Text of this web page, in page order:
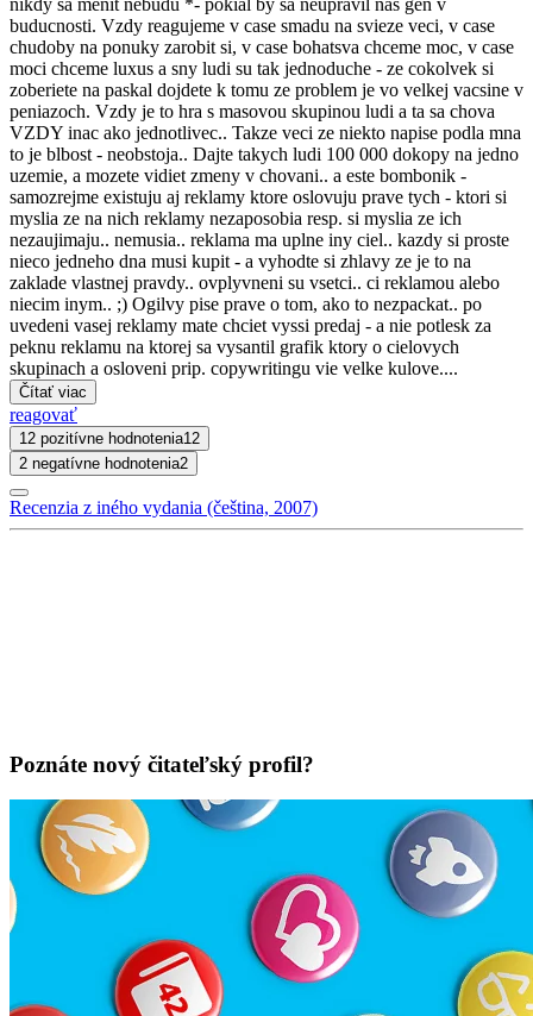
buducnosti. Vzdy reagujeme v case smadu na svieze veci, v case
chudoby na ponuky zarobit si, v case bohatsva chceme moc, v case
moci chceme luxus a sny ludi su tak jednoduche - ze cokolvek si
zoberiete na paskal dojdete k tomu ze problem je vo velkej vacsine v
peniazoch. Vzdy je to hra s masovou skupinou ludi a ta sa chova
VZDY inac ako jednotlivec.. Takze veci ze niekto napise podla mna
to je blbost - neobstoja.. Dajte takych ludi 100 000 dokopy na jedno
uzemie, a mozete vidiet zmeny v chovani.. a este bombonik -
samozrejme existuju aj reklamy ktore oslovuju prave tych - ktori si
myslia ze na nich reklamy nezaposobia resp. si myslia ze ich
nezaujimaju.. nemusia.. reklama ma uplne iny ciel.. kazdy si proste
nieco jedneho dna musi kupit - a vyhodte si zhlavy ze je to na
zaklade vlastnej pravdy.. ovplyvneni su vsetci.. ci reklamou alebo
niecim inym.. ;) Ogilvy pise prave o tom, ako to nezpackat.. po
uvedeni vasej reklamy mate chciet vyssi predaj - a nie potlesk za
peknu reklamu na ktorej sa vysantil grafik ktory o cielovych
skupinach a osloveni prip. copywritingu vie velke kulove....
Čítať viac
reagovať
12 pozitívne hodnotenia12
2 negatívne hodnotenia2
Recenzia z iného vydania (čeština, 2007)
Poznáte nový čitateľský profil?